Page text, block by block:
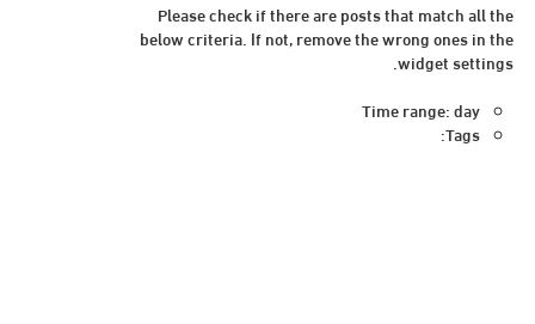
Please check if there are posts that match all the
below criteria. If not, remove the wrong ones in the
widget settings.
Time range: day
Tags: